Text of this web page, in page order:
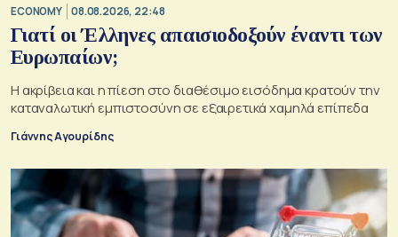
ECONOMY 08.08.2026, 22:48
Γιατί οι Έλληνες απαισιοδοξούν έναντι των
Ευρωπαίων;
Η ακρίβεια και η πίεση στο διαθέσιμο εισόδημα κρατούν την
καταναλωτική εμπιστοσύνη σε εξαιρετικά χαμηλά επίπεδα
Γιάννης Αγουρίδης